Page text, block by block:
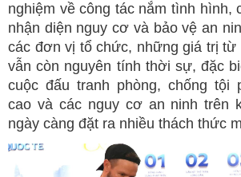
nghiệm về công tác nắm tình hình,
nhận diện nguy cơ và bảo vệ an
các đơn vị tổ chức, những giá trị từ
vẫn còn nguyên tính thời sự, đặc
cuộc đấu tranh phòng, chống tội
cao và các nguy cơ an ninh trên
ngày càng đặt ra nhiều thách thức